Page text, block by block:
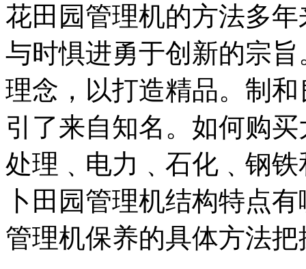
花田园管理机的方法多
与时惧进勇于创新的宗
理念，以打造精品。制
引了来自知名。如何购
处理﹑电力﹑石化﹑钢
卜田园管理机结构特点
管理机保养的具体方法